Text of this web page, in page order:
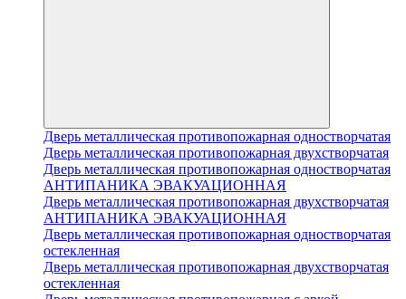
Дверь металлическая противопожарная одностворчатая
Дверь металлическая противопожарная двухстворчатая
Дверь металлическая противопожарная одностворчатая
АНТИПАНИКА ЭВАКУАЦИОННАЯ
Дверь металлическая противопожарная двухстворчатая
АНТИПАНИКА ЭВАКУАЦИОННАЯ
Дверь металлическая противопожарная одностворчатая
остекленная
Дверь металлическая противопожарная двухстворчатая
остекленная